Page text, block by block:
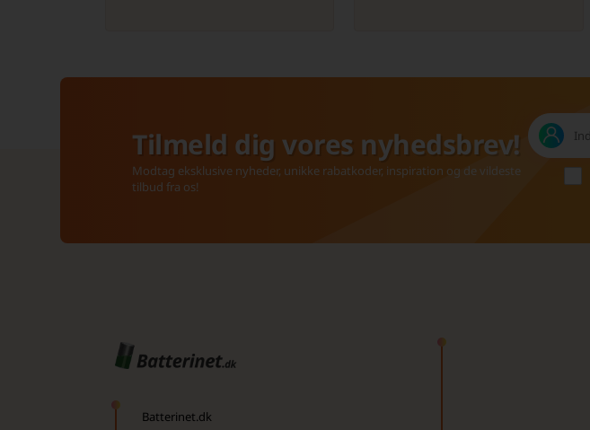
Tilmeld dig vores nyhedsbrev!
Modtag eksklusive nyheder, unikke rabatkoder, inspiration og de vildeste
tilbud fra os!
Batterinet.dk